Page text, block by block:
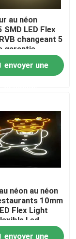
au néon
SMD LED Flex
changeant 5
garantie
envoyer une
néon au néon
10mm
Flex Light
Led
envoyer une